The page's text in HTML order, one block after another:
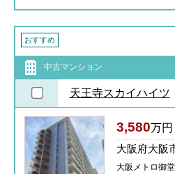
おすすめ
中古マンション
天王寺スカイハイツ
3,580万円
大阪府大阪
大阪メトロ御